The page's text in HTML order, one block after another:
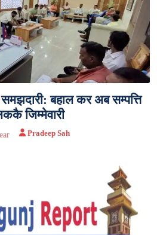
बहाल कर अब सम्पत्ति
जिम्मेवारी
Pradeep Sah